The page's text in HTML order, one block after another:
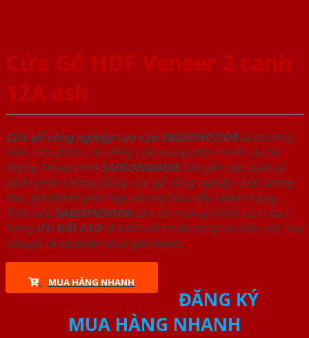
Cửa Gỗ HDF Veneer 2 canh
12A ash
Cửa gỗ công nghiệp cao cấp SAIGONDOORlà thương
hiệu sản phẩm các dòng cửa trong một chuỗi các hệ
thống Showroom SAIGONDOOR. Chuyên sản xuất và
phân phối những dòng cửa gỗ công nghiệp chất lượng
cao, giá thành phù hợp với mọi nhu cầu khách hàng.
Trên hết, SAIGONDOORcòn có những chính sách bán
hàng ƯU ĐÃI CAOđi kèm với sự đa dạng về mẫu mã, loại
cửa gỗ và cả phân khúc giá thành.
MUA HÀNG NHANH
ĐĂNG KÝ
MUA HÀNG NHANH